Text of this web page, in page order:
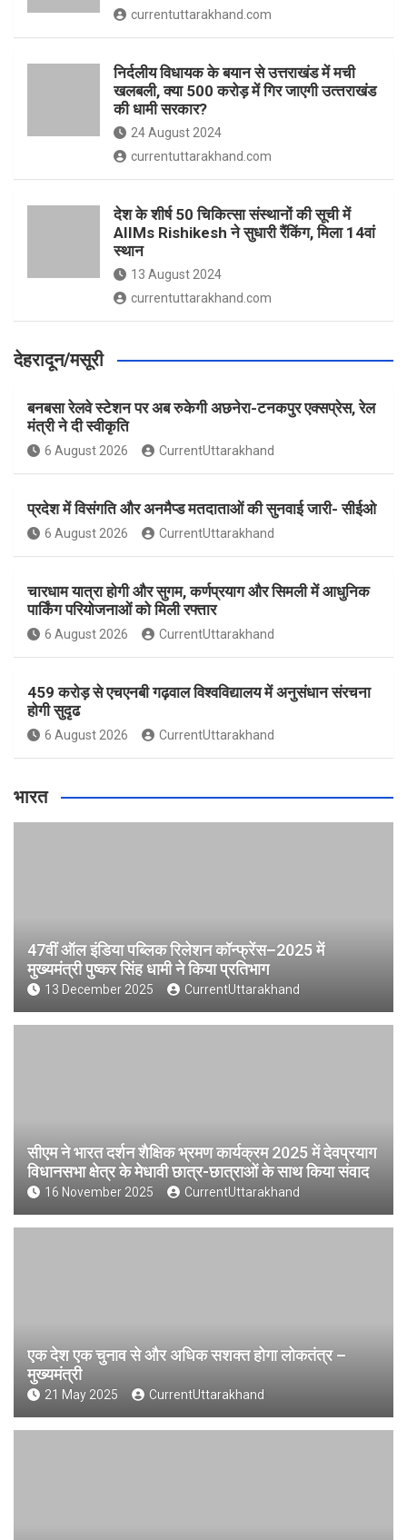
currentuttarakhand.com
निर्दलीय विधायक के बयान से उत्तराखंड में मची
खलबली, क्‍या 500 करोड़ में गिर जाएगी उत्‍तराखंड
की धामी सरकार?
24 August 2024
currentuttarakhand.com
देश के शीर्ष 50 चिकित्सा संस्थानों की सूची में
AIIMs Rishikesh ने सुधारी रैंकिंग, मिला 14वां
स्थान
13 August 2024
currentuttarakhand.com
देहरादून/मसूरी
बनबसा रेलवे स्टेशन पर अब रुकेगी अछनेरा-टनकपुर एक्सप्रेस, रेल
मंत्री ने दी स्वीकृति
6 August 2026 CurrentUttarakhand
प्रदेश में विसंगति और अनमैप्ड मतदाताओं की सुनवाई जारी- सीईओ
6 August 2026 CurrentUttarakhand
चारधाम यात्रा होगी और सुगम, कर्णप्रयाग और सिमली में आधुनिक
पार्किंग परियोजनाओं को मिली रफ्तार
6 August 2026 CurrentUttarakhand
459 करोड़ से एचएनबी गढ़वाल विश्वविद्यालय में अनुसंधान संरचना
होगी सुदृढ
6 August 2026 CurrentUttarakhand
भारत
47वीं ऑल इंडिया पब्लिक रिलेशन कॉन्फ्रेंस–2025 में
मुख्यमंत्री पुष्कर सिंह धामी ने किया प्रतिभाग
13 December 2025 CurrentUttarakhand
सीएम ने भारत दर्शन शैक्षिक भ्रमण कार्यक्रम 2025 में देवप्रयाग
विधानसभा क्षेत्र के मेधावी छात्र-छात्राओं के साथ किया संवाद
16 November 2025 CurrentUttarakhand
एक देश एक चुनाव से और अधिक सशक्त होगा लोकतंत्र –
मुख्यमंत्री
21 May 2025 CurrentUttarakhand